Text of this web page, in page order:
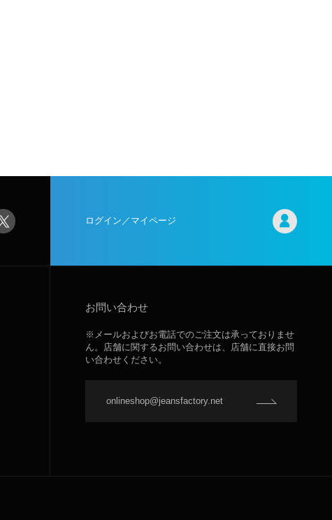
ログイン／マイページ
お問い合わせ
※メールおよびお電話でのご注文は承っておりませ
ん。店舗に関するお問い合わせは、店舗に直接お問
い合わせください。
onlineshop@jeansfactory.net